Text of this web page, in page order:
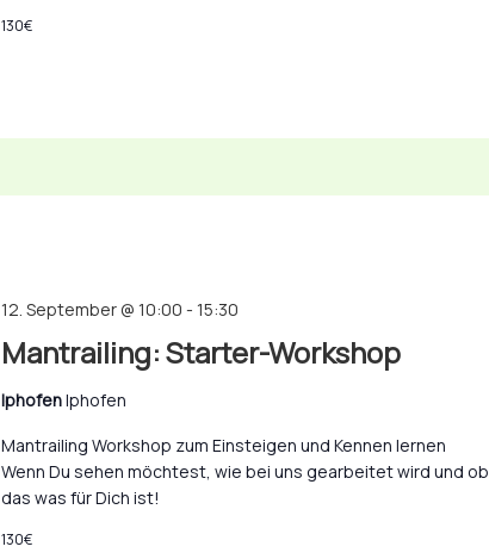
130€
Mantrailing: Starter-Workshop
12. September @ 10:00 -15:30
IphofenIphofen
Mantrailing Workshop zum Einsteigen und Kennen lernen
Wenn Du sehen möchtest, wie bei uns gearbeitet wird und ob
das was für Dich ist!
130€